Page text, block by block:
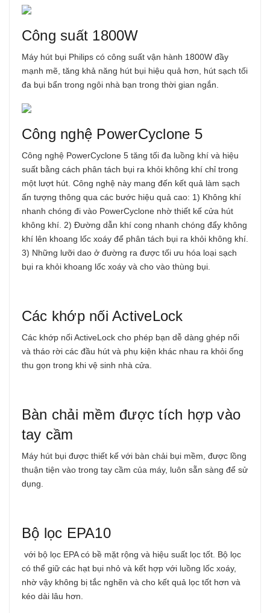
Công suất 1800W
Máy hút bụi Philips có công suất vận hành 1800W đầy
mạnh mẽ, tăng khả năng hút bụi hiệu quả hơn, hút sạch tối
đa bụi bẩn trong ngôi nhà bạn trong thời gian ngắn.
Công nghệ PowerCyclone 5
Công nghệ PowerCyclone 5 tăng tối đa luồng khí và hiệu
suất bằng cách phân tách bụi ra khỏi không khí chỉ trong
một lượt hút. Công nghệ này mang đến kết quả làm sạch
ấn tượng thông qua các bước hiệu quả cao: 1) Không khí
nhanh chóng đi vào PowerCyclone nhờ thiết kế cửa hút
không khí. 2) Đường dẫn khí cong nhanh chóng đẩy không
khí lên khoang lốc xoáy để phân tách bụi ra khỏi không khí.
3) Những lưỡi dao ở đường ra được tối ưu hóa loại sạch
bụi ra khỏi khoang lốc xoáy và cho vào thùng bụi.
Các khớp nối ActiveLock
Các khớp nối ActiveLock cho phép bạn dễ dàng ghép nối
và tháo rời các đầu hút và phụ kiện khác nhau ra khỏi ống
thu gọn trong khi vệ sinh nhà cửa.
Bàn chải mềm được tích hợp vào
tay cầm
Máy hút bụi được thiết kế với bàn chải bụi mềm, được lồng
thuận tiện vào trong tay cầm của máy, luôn sẵn sàng để sử
dụng.
Bộ lọc EPA10
với bộ lọc EPA có bề mặt rộng và hiệu suất lọc tốt. Bộ lọc
có thể giữ các hạt bụi nhỏ và kết hợp với luồng lốc xoáy,
nhờ vậy không bị tắc nghẽn và cho kết quả lọc tốt hơn và
kéo dài lâu hơn.